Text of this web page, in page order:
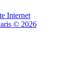
Internet
© 2026